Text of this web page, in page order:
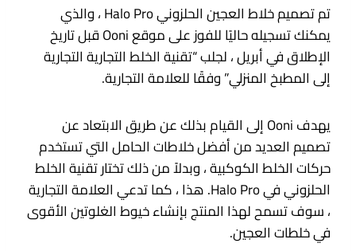
تم تصميم خلاط العجين الحلزوني Halo Pro ، والذي
يمكنك تسجيله حاليًا للفوز على موقع Ooni قبل تاريخ
الإطلاق في أبريل ، لجلب “تقنية الخلط التجارية التجارية
إلى المطبخ المنزلي” وفقًا للعلامة التجارية.
يهدف Ooni إلى القيام بذلك عن طريق الابتعاد عن
تصميم العديد من أفضل خلاطات الحامل التي تستخدم
حركات الخلط الكوكبية ، وبدلاً من ذلك تختار تقنية الخلط
الحلزوني في Halo Pro. هذا ، كما تدعي العلامة التجارية
، سوف تسمح لهذا المنتج بإنشاء خيوط الغلوتين الأقوى
في خلطات العجين.